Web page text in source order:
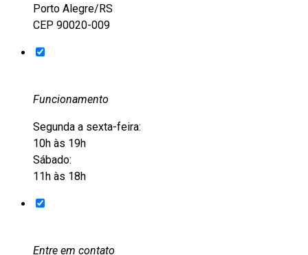
Porto Alegre/RS
CEP 90020-009
Funcionamento
Segunda a sexta-feira:
10h às 19h
Sábado:
11h às 18h
Entre em contato